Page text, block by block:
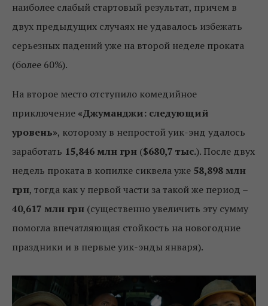
наиболее слабый стартовый результат, причем в
двух предыдущих случаях не удавалось избежать
серьезных падений уже на второй неделе проката
(более 60%).
На второе место отступило комедийное
приключение «Джуманджи: следующий
уровень», которому в непростой уик-энд удалось
заработать 15,846 млн грн ($680,7 тыс.). После двух
недель проката в копилке сиквела уже 58,898 млн
грн, тогда как у первой части за такой же период –
40,617 млн грн (существенно увеличить эту сумму
помогла впечатляющая стойкость на новогодние
праздники и в первые уик-энды января).